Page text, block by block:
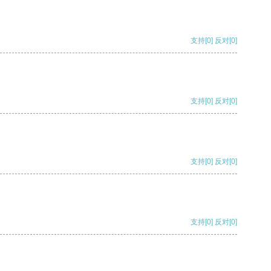
支持[0] 反对[0]
支持[0] 反对[0]
支持[0] 反对[0]
支持[0] 反对[0]